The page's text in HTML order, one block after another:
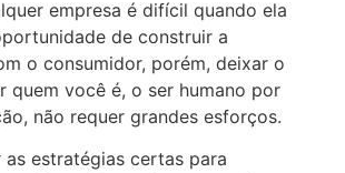
empresa é difícil quando ela
de construir a
o consumidor, porém, deixar o
quem você é, o ser humano por
não requer grandes esforços.
as estratégias certas para